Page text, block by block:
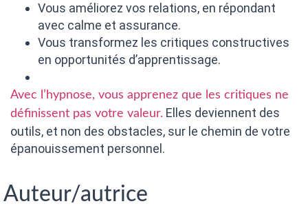
Vous améliorez vos relations, en répondant
avec calme et assurance.
Vous transformez les critiques constructives
en opportunités d’apprentissage.
Avec l’hypnose, vous apprenez que les critiques ne
définissent pas votre valeur. Elles deviennent des
outils, et non des obstacles, sur le chemin de votre
épanouissement personnel.
Auteur/autrice